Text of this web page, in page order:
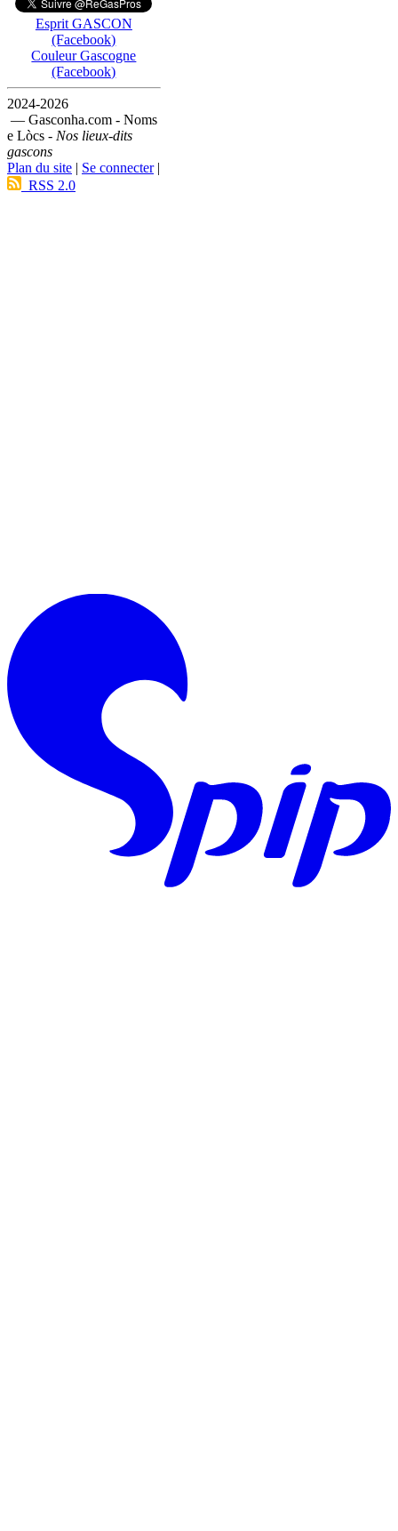
Esprit GASCON
(Facebook)
Couleur Gascogne
(Facebook)
2024-2026
— Gasconha.com - Noms
e Lòcs - Nos lieux-dits
gascons
Plan du site | Se connecter|
RSS 2.0